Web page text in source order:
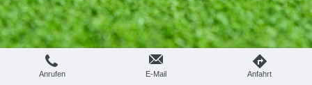
Anrufen E-Mail Anfahrt